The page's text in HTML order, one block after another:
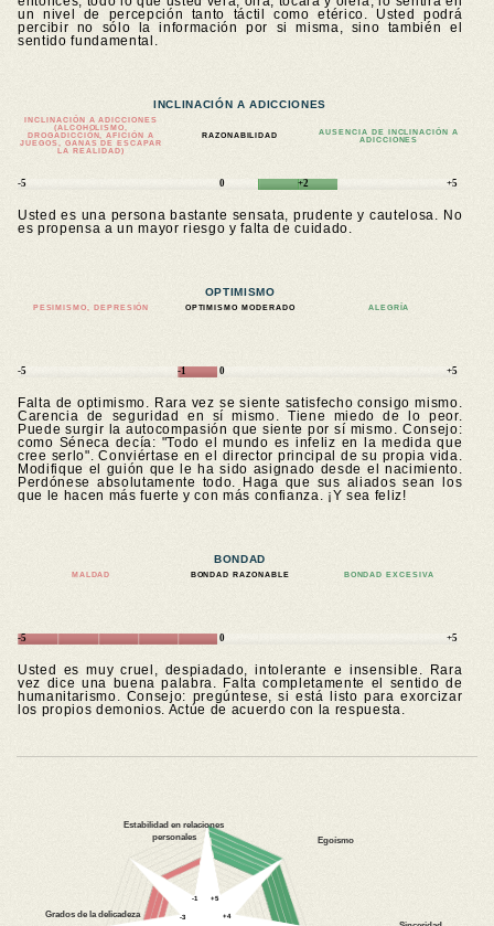
un nivel de percepción tanto táctil como etérico. Usted podrá
percibir no sólo la información por si misma, sino también el
sentido fundamental.
INCLINACIÓN A ADICCIONES
INCLINACIÓN A ADICCIONES
(ALCOHOLISMO,
DROGADICCIÓN, AFICIÓN A
JUEGOS, GANAS DE ESCAPAR
LA REALIDAD)
RAZONABILIDAD
AUSENCIA DE INCLINACIÓN A
ADICCIONES
-5 0 +2 +5
Usted es una persona bastante sensata, prudente y cautelosa. No
es propensa a un mayor riesgo y falta de cuidado.
OPTIMISMO
PESIMISMO, DEPRESIÓN OPTIMISMO MODERADO ALEGRÍA
-5 -1 0 +5
Falta de optimismo. Rara vez se siente satisfecho consigo mismo.
Carencia de seguridad en sí mismo. Tiene miedo de lo peor.
Puede surgir la autocompasión que siente por sí mismo. Consejo:
como Séneca decía: "Todo el mundo es infeliz en la medida que
cree serlo". Conviértase en el director principal de su propia vida.
Modifique el guión que le ha sido asignado desde el nacimiento.
Perdónese absolutamente todo. Haga que sus aliados sean los
que le hacen más fuerte y con más confianza. ¡Y sea feliz!
BONDAD
MALDAD BONDAD RAZONABLE BONDAD EXCESIVA
-5 0 +5
Usted es muy cruel, despiadado, intolerante e insensible. Rara
vez dice una buena palabra. Falta completamente el sentido de
humanitarismo. Consejo: pregúntese, si está listo para exorcizar
los propios demonios. Actúe de acuerdo con la respuesta.